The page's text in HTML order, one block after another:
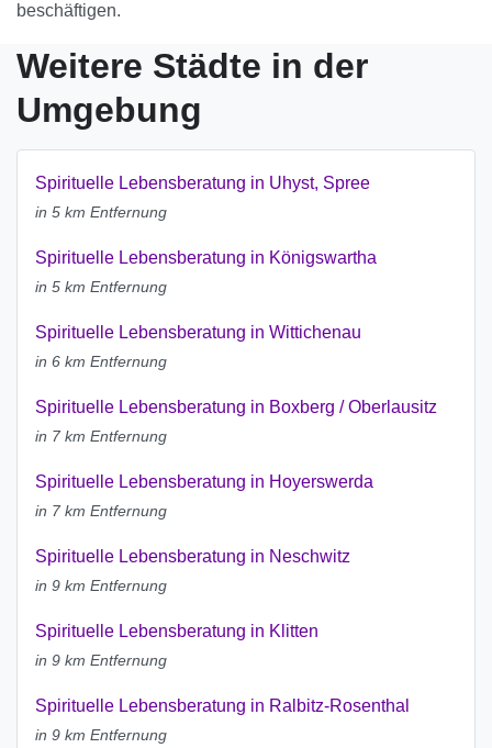
beschäftigen.
Weitere Städte in der
Umgebung
Spirituelle Lebensberatung in Uhyst, Spree
in 5 km Entfernung
Spirituelle Lebensberatung in Königswartha
in 5 km Entfernung
Spirituelle Lebensberatung in Wittichenau
in 6 km Entfernung
Spirituelle Lebensberatung in Boxberg / Oberlausitz
in 7 km Entfernung
Spirituelle Lebensberatung in Hoyerswerda
in 7 km Entfernung
Spirituelle Lebensberatung in Neschwitz
in 9 km Entfernung
Spirituelle Lebensberatung in Klitten
in 9 km Entfernung
Spirituelle Lebensberatung in Ralbitz-Rosenthal
in 9 km Entfernung